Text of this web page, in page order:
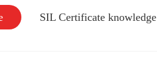
SIL Certificate knowledge